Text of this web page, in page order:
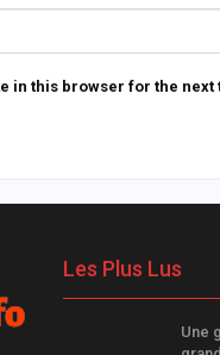
in this browser for the next
Les Plus Lus
Une